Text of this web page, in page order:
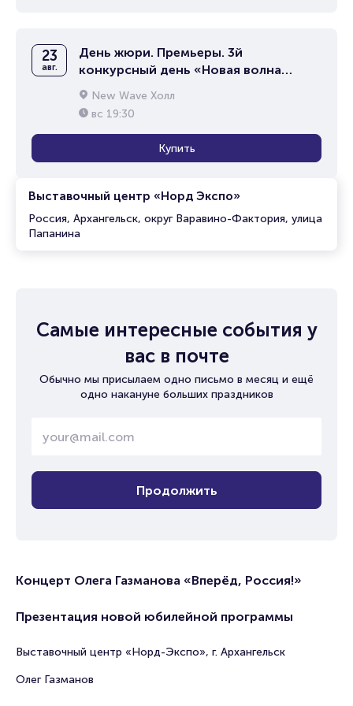
Выставочный центр «Норд Экспо»
Россия, Архангельск, округ Варавино-Фактория, улица
Папанина
23
авг.
День жюри. Премьеры. 3й
конкурсный день «Новая волна
2026»
New Wave Холл
вс 19:30
Купить
Самые интересные события у
вас в почте
Обычно мы присылаем одно письмо в месяц и ещё
одно накануне больших праздников
Продолжить
Концерт Олега Газманова «Вперёд, Россия!»
Презентация новой юбилейной программы
Выставочный центр «Норд-Экспо», г. Архангельск
Олег Газманов